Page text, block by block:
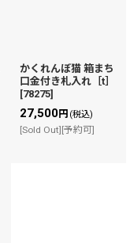
かくれんぼ猫 箱まち
口金付き札入れ［t］
[78275]
27,500円 (税込)
[Sold Out][予約可]